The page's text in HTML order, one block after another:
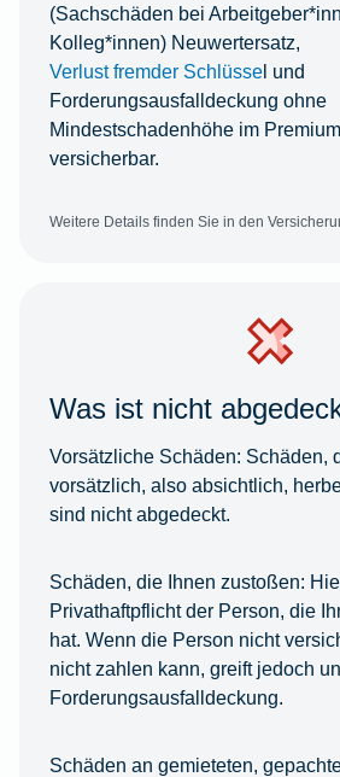
(Sachschäden bei
Kolleg*innen) Neuwertersatz,
Verlust fremder Schlüssel und
Forderungsausfalldeckung ohne
Mindestschadenhöhe im
versicherbar.
Weitere Details finden Sie in den
Was ist nicht
Vorsätzliche Schäden: Schäden,
vorsätzlich, also absichtlich,
sind nicht abgedeckt.
Schäden, die Ihnen zustoßen:
Privathaftpflicht der Person, die
hat. Wenn die Person nicht
nicht zahlen kann, greift jedoch
Forderungsausfalldeckung.
Schäden an gemieteten,